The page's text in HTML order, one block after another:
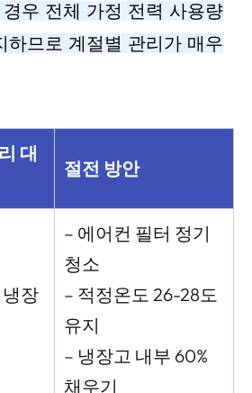
우 전체 가정 전력 사용량
하므로 계절별 관리가 매우
대
절전 방안
장
– 에어컨 필터 정기
청소
– 적정온도 26-28도
유지
– 냉장고 내부 60%
채우기